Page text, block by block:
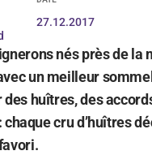
27.12.2017
nés près de la
un meilleur
des huîtres, des
cru d’huîtres